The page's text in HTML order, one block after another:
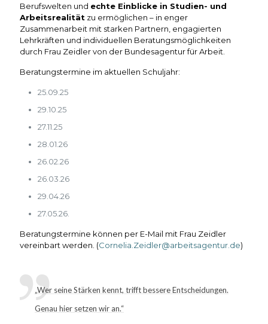
Berufswelten und echte Einblicke in Studien- und
Arbeitsrealität zu ermöglichen – in enger
Zusammenarbeit mit starken Partnern, engagierten
Lehrkräften und individuellen Beratungsmöglichkeiten
durch Frau Zeidler von der Bundesagentur für Arbeit.
Beratungstermine im aktuellen Schuljahr:
25.09.25
29.10.25
27.11.25
28.01.26
26.02.26
26.03.26
29.04.26
27.05.26.
Beratungstermine können per E-Mail mit Frau Zeidler
vereinbart werden. (Cornelia.Zeidler@arbeitsagentur.de)
„Wer seine Stärken kennt, trifft bessere Entscheidungen.
Genau hier setzen wir an.“